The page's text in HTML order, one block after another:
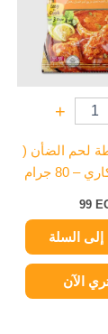
+
لحم الضأن (
– 80 جرام
99
إلى السلة
الآن